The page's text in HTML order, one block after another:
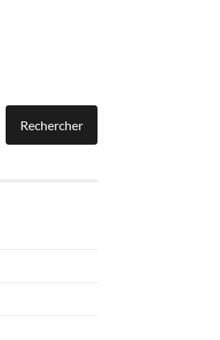
Rechercher